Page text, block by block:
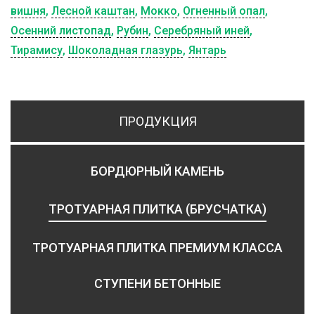
ПРОДУКЦИЯ
БОРДЮРНЫЙ КАМЕНЬ
ТРОТУАРНАЯ ПЛИТКА (БРУСЧАТКА)
ТРОТУАРНАЯ ПЛИТКА ПРЕМИУМ КЛАССА
СТУПЕНИ БЕТОННЫЕ
вишня, Лесной каштан, Мокко, Огненный опал,
Осенний листопад, Рубин, Серебряный иней,
Тирамису, Шоколадная глазурь, Янтарь